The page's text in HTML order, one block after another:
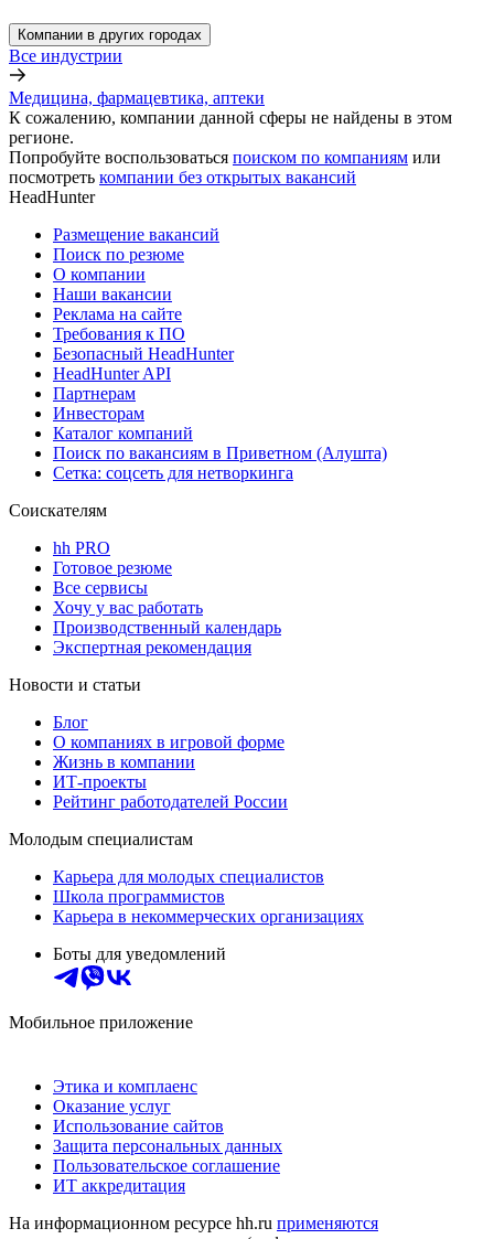
Компании в других городах
Все индустрии
Медицина, фармацевтика, аптеки
К сожалению, компании данной сферы не найдены в этом
регионе.
Попробуйте воспользоваться поиском по компаниям или
посмотреть компании без открытых вакансий
HeadHunter
Размещение вакансий
Поиск по резюме
О компании
Наши вакансии
Реклама на сайте
Требования к ПО
Безопасный HeadHunter
HeadHunter API
Партнерам
Инвесторам
Каталог компаний
Поиск по вакансиям в Приветном (Алушта)
Сетка: соцсеть для нетворкинга
Соискателям
hh PRO
Готовое резюме
Все сервисы
Хочу у вас работать
Производственный календарь
Экспертная рекомендация
Новости и статьи
Блог
О компаниях в игровой форме
Жизнь в компании
ИТ-проекты
Рейтинг работодателей России
Молодым специалистам
Карьера для молодых специалистов
Школа программистов
Карьера в некоммерческих организациях
Боты для уведомлений
Мобильное приложение
Этика и комплаенс
Оказание услуг
Использование сайтов
Защита персональных данных
Пользовательское соглашение
ИТ аккредитация
На информационном ресурсе hh.ru применяются